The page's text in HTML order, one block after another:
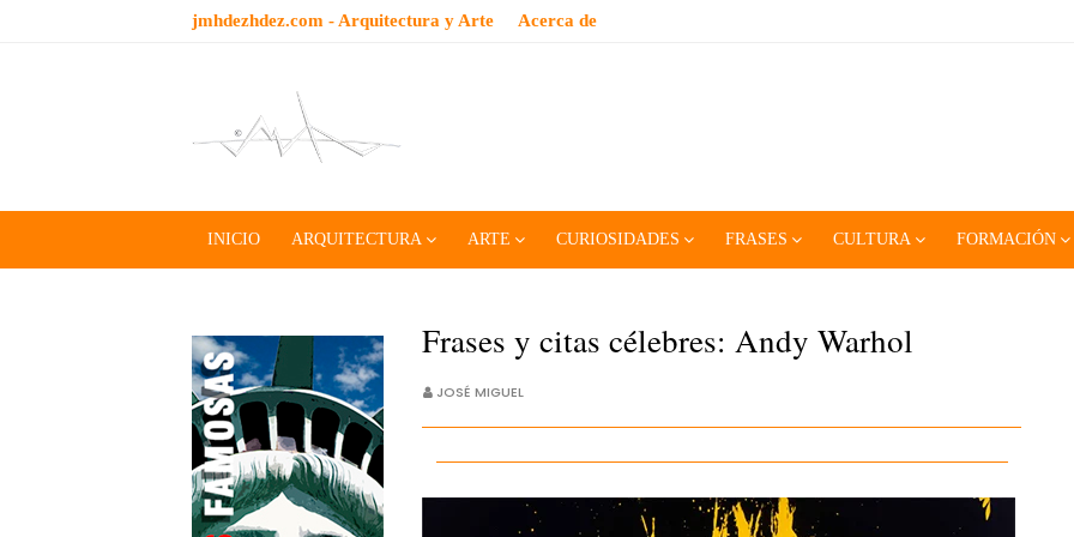
jmhdezhdez.com - Arquitectura y Arte Acerca de
INICIO ARQUITECTURA ARTE CURIOSIDADES FRASES CULTURA FORMACIÓN
Frases y citas célebres: Andy Warhol
JOSÉ MIGUEL